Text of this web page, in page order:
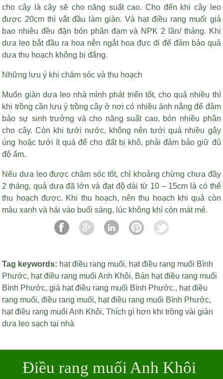
cho cây là cây sẽ cho năng suất cao. Cho đến khi cây leo
được 20cm thì vắt đầu làm giàn. Và hạt điều rang muối giá
bao nhiêu đều đặn bón phân đạm và NPK 2 lần/ tháng. Khi
dưa leo bắt đầu ra hoa nên ngắt hoa đực đi để đảm bảo quả
dưa thu hoạch không bị đắng.
Những lưu ý khi chăm sóc và thu hoạch
Muốn giàn dưa leo nhà mình phát triển tốt, cho quả nhiều thì
khi trồng cần lưu ý trồng cây ở nơi có nhiều ánh nắng để đảm
bảo sự sinh trưởng và cho năng suất cao, bón nhiều phân
cho cây. Còn khi tưới nước, không nên tưới quá nhiều gây
úng hoặc tưới ít quá để cho đất bị khô, phải đảm bảo giữ đủ
độ ẩm.
Nếu dưa leo được chăm sóc tốt, chỉ khoảng chừng chưa đầy
2 tháng, quả dưa đã lớn và đạt độ dài từ 10 – 15cm là có thể
thu hoạch được. Khi thu hoạch, nên thu hoạch khi quả còn
màu xanh và hái vào buổi sáng, lúc không khí còn mát mẻ.
Tag keywords: hạt điều rang muối, hạt điều rang muối Bình
Phước, hạt điều rang muối Anh Khôi, Bán hạt điều rang muối
Bình Phước,giá hạt điều rang muối Bình Phước., hạt điều
rang muối,điều rang muối, hạt điều rang muối Bình Phước,
hạt điều rang muối Anh Khôi,Thích gì hơn khi trồng vài giàn
dưa leo sạch tại nhà
Điều rang muối Anh Khôi